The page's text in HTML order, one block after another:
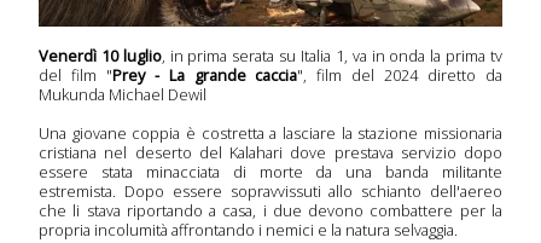
serie
Venerdì 10 luglio, in prima serata su Italia 1, va in onda la prima tv
del film "Prey - La grande caccia", film del 2024 diretto da
Mukunda Michael Dewil
Una giovane coppia è costretta a lasciare la stazione missionaria
cristiana nel deserto del Kalahari dove prestava servizio dopo
essere stata minacciata di morte da una banda militante
estremista. Dopo essere sopravvissuti allo schianto dell'aereo
che li stava riportando a casa, i due devono combattere per la
propria incolumità affrontando i nemici e la natura selvaggia.